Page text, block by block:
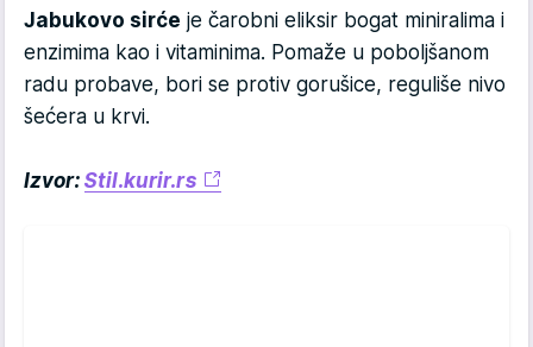
Jabukovo sirće je čarobni eliksir bogat miniralima i
enzimima kao i vitaminima. Pomaže u poboljšanom
radu probave, bori se protiv gorušice, reguliše nivo
šećera u krvi.
Izvor: Stil.kurir.rs